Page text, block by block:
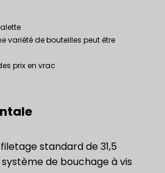
variété de bouteilles peut être
prix en vrac
standard de 31,5
de bouchage à vis